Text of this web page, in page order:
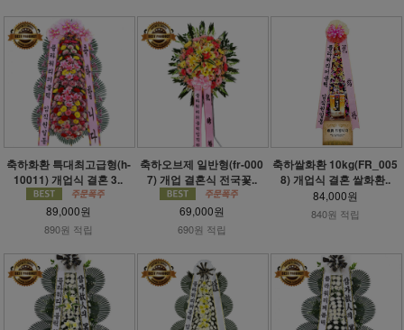
축하화환 특대최고급형(h-
10011) 개업식 결혼 3..
89,000원
890원 적립
축하오브제 일반형(fr-000
7) 개업 결혼식 전국꽃..
69,000원
690원 적립
축하쌀화환 10kg(FR_005
8) 개업식 결혼 쌀화환..
84,000원
840원 적립